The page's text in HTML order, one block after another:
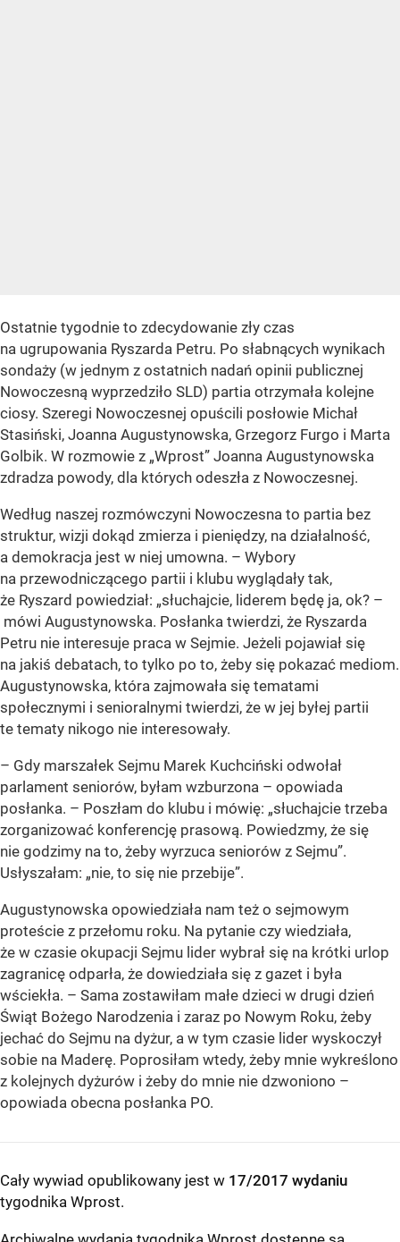
Ostatnie tygodnie to zdecydowanie zły czas
na ugrupowania Ryszarda Petru. Po słabnących wynikach
sondaży (w jednym z ostatnich nadań opinii publicznej
Nowoczesną wyprzedziło SLD) partia otrzymała kolejne
ciosy. Szeregi Nowoczesnej opuścili posłowie Michał
Stasiński, Joanna Augustynowska, Grzegorz Furgo i Marta
Golbik. W rozmowie z „Wprost” Joanna Augustynowska
zdradza powody, dla których odeszła z Nowoczesnej.
Według naszej rozmówczyni Nowoczesna to partia bez
struktur, wizji dokąd zmierza i pieniędzy, na działalność,
a demokracja jest w niej umowna. – Wybory
na przewodniczącego partii i klubu wyglądały tak,
że Ryszard powiedział: „słuchajcie, liderem będę ja, ok? –
mówi Augustynowska. Posłanka twierdzi, że Ryszarda
Petru nie interesuje praca w Sejmie. Jeżeli pojawiał się
na jakiś debatach, to tylko po to, żeby się pokazać mediom.
Augustynowska, która zajmowała się tematami
społecznymi i senioralnymi twierdzi, że w jej byłej partii
te tematy nikogo nie interesowały.
– Gdy marszałek Sejmu Marek Kuchciński odwołał
parlament seniorów, byłam wzburzona – opowiada
posłanka. – Poszłam do klubu i mówię: „słuchajcie trzeba
zorganizować konferencję prasową. Powiedzmy, że się
nie godzimy na to, żeby wyrzuca seniorów z Sejmu”.
Usłyszałam: „nie, to się nie przebije”.
Augustynowska opowiedziała nam też o sejmowym
proteście z przełomu roku. Na pytanie czy wiedziała,
że w czasie okupacji Sejmu lider wybrał się na krótki urlop
zagranicę odparła, że dowiedziała się z gazet i była
wściekła. – Sama zostawiłam małe dzieci w drugi dzień
Świąt Bożego Narodzenia i zaraz po Nowym Roku, żeby
jechać do Sejmu na dyżur, a w tym czasie lider wyskoczył
sobie na Maderę. Poprosiłam wtedy, żeby mnie wykreślono
z kolejnych dyżurów i żeby do mnie nie dzwoniono –
opowiada obecna posłanka PO.
Cały wywiad opublikowany jest w 17/2017 wydaniu
tygodnika Wprost.